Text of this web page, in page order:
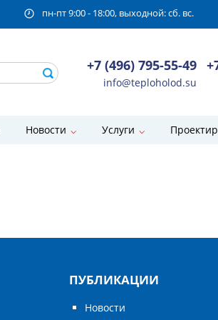
пн-пт 9:00 - 18:00, выходной: сб. вс.
+7 (496) 795-55-49
info@teploholod.su
Новости Услуги
ПУБЛИКАЦИИ
Новости